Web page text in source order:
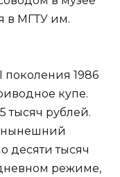
в МГТУ им.
поколения 1986
купе.
тысяч рублей.
нынешний
десяти тысяч
режиме,